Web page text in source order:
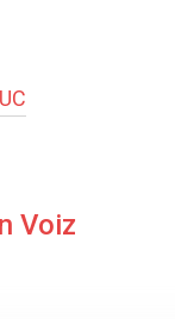
Voiz